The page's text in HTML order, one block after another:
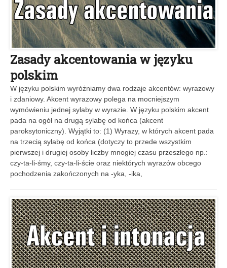
Zasady akcentowania w języku
polskim
W języku polskim wyróżniamy dwa rodzaje akcentów: wyrazowy
i zdaniowy. Akcent wyrazowy polega na mocniejszym
wymówieniu jednej sylaby w wyrazie. W języku polskim akcent
pada na ogół na drugą sylabę od końca (akcent
paroksytoniczny). Wyjątki to: (1) Wyrazy, w których akcent pada
na trzecią sylabę od końca (dotyczy to przede wszystkim
pierwszej i drugiej osoby liczby mnogiej czasu przeszłego np.:
czy-ta-li-śmy, czy-ta-li-ście oraz niektórych wyrazów obcego
pochodzenia zakończonych na -yka, -ika,